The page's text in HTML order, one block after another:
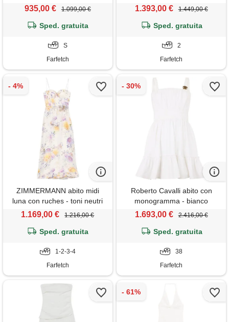
935,00 € 1.099,00 €
Sped. gratuita
S
Farfetch
1.393,00 € 1.449,00 €
Sped. gratuita
2
Farfetch
ZIMMERMANN abito midi
luna con ruches - toni neutri
1.169,00 € 1.216,00 €
Sped. gratuita
1-2-3-4
Farfetch
Roberto Cavalli abito con
monogramma - bianco
1.693,00 € 2.416,00 €
Sped. gratuita
38
Farfetch